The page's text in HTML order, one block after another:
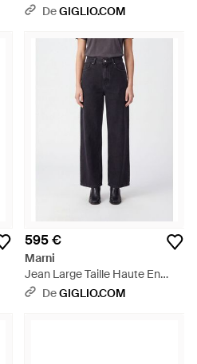
Et Soie Avec Détail Nœud -
DeGIGLIO.COM
595 €
Marni
Jean Large Taille Haute En
Denim De Coton - Bleu
DeGIGLIO.COM